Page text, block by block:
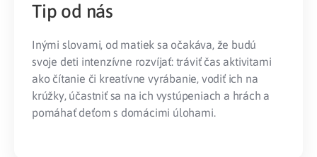
Tip od nás
Inými slovami, od matiek sa očakáva, že budú
svoje deti intenzívne rozvíjať: tráviť čas aktivitami
ako čítanie či kreatívne vyrábanie, vodiť ich na
krúžky, účastniť sa na ich vystúpeniach a hrách a
pomáhať deťom s domácimi úlohami.